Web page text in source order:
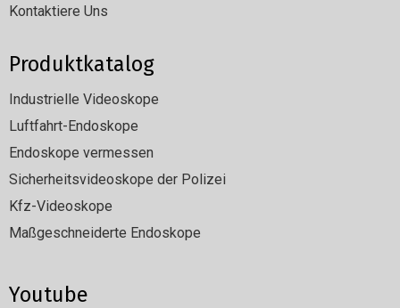
Kontaktiere Uns
Produktkatalog
Industrielle Videoskope
Luftfahrt-Endoskope
Endoskope vermessen
Sicherheitsvideoskope der Polizei
Kfz-Videoskope
Maßgeschneiderte Endoskope
Youtube